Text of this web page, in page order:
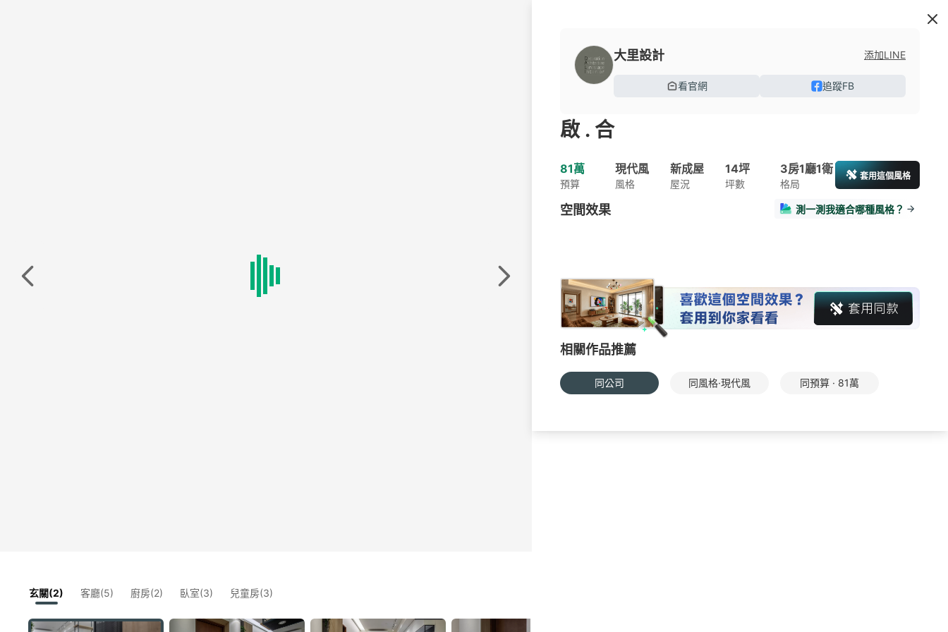
玄關(2) 客廳(5) 廚房(2) 臥室(3) 兒童房(3)
大里設計 添加LINE
看官網 追蹤FB
啟 . 合
81萬
預算
現代風
風格
新成屋
屋況
14坪
坪數
3房1廳1衛
格局
套用這個風格
空間效果 測一測我適合哪種風格？
相關作品推薦
同公司 同風格·現代風 同預算 · 81萬